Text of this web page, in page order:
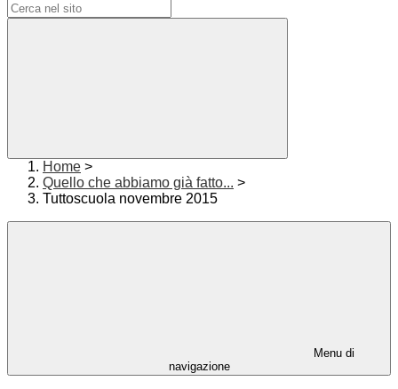
Home >
Quello che abbiamo già fatto... >
Tuttoscuola novembre 2015
Menu di
navigazione